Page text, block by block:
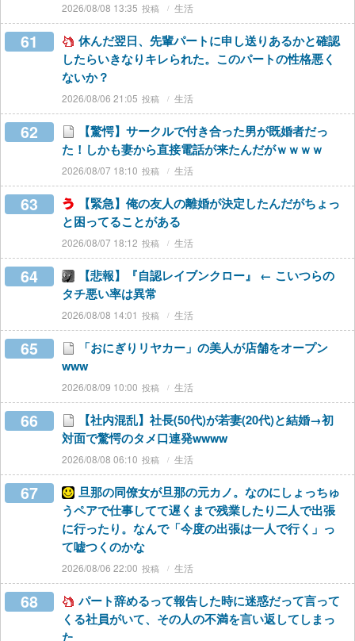
2026/08/08 13:35 生活
61
休んだ翌日、先輩パートに申し送りあるかと確認
したらいきなりキレられた。このパートの性格悪く
ないか？
2026/08/06 21:05 生活
62
【驚愕】サークルで付き合った男が既婚者だっ
た！しかも妻から直接電話が来たんだがｗｗｗｗ
2026/08/07 18:10 生活
63
【緊急】俺の友人の離婚が決定したんだがちょっ
と困ってることがある
2026/08/07 18:12 生活
64
【悲報】『自認レイブンクロー』 ← こいつらの
タチ悪い率は異常
2026/08/08 14:01 生活
65
「おにぎりリヤカー」の美人が店舗をオープン
www
2026/08/09 10:00 生活
66
【社内混乱】社長(50代)が若妻(20代)と結婚→初
対面で驚愕のタメ口連発wwww
2026/08/08 06:10 生活
67
旦那の同僚女が旦那の元カノ。なのにしょっちゅ
うペアで仕事してて遅くまで残業したり二人で出張
に行ったり。なんで「今度の出張は一人で行く」っ
て嘘つくのかな
2026/08/06 22:00 生活
68
パート辞めるって報告した時に迷惑だって言って
くる社員がいて、その人の不満を言い返してしまっ
た